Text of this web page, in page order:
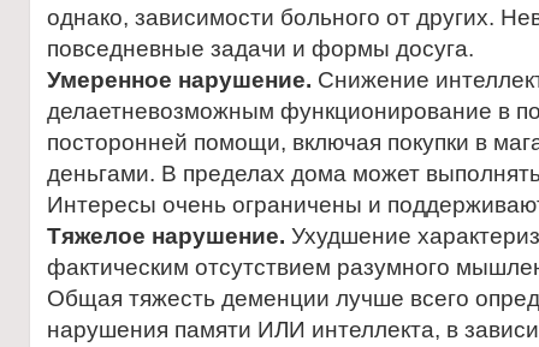
однако, зависимости больного от других.
повседневные задачи и формы досуга.
Умеренное нарушение. Снижение
делаетневозможным функционирование в
посторонней помощи, включая покупки в
деньгами. В пределах дома может
Интересы очень ограничены и
Тяжелое нарушение. Ухудшение
фактическим отсутствием разумного
Общая тяжесть деменции лучше всего
нарушения памяти ИЛИ интеллекта, в